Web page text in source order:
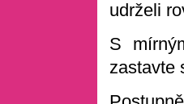
udrželi
S
zastavte